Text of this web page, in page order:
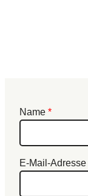
Name *
E-Mail-Adresse